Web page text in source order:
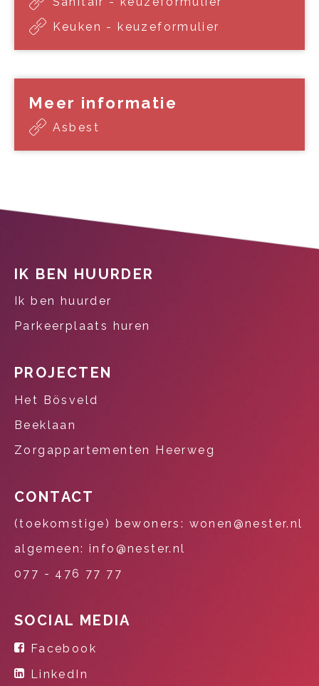
Keuken - keuzeformulier
Meer informatie
Asbest
Contactinformatie
IK BEN HUURDER
Ik ben huurder
Parkeerplaats huren
PROJECTEN
Het Bösveld
Beeklaan
Zorgappartementen Heerweg
CONTACT
(toekomstige) bewoners: wonen@nester.nl
algemeen: info@nester.nl
077 - 476 77 77
SOCIAL MEDIA
Facebook
LinkedIn